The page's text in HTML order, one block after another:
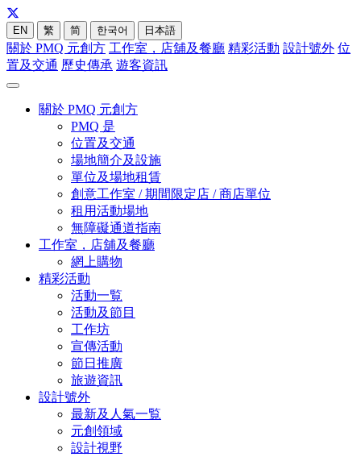
EN 繁 简 한국어 日本語
關於 PMQ 元創方 工作室，店舖及餐廳 精彩活動 設計號外 位
置及交通 歷史傳承 遊客資訊
關於 PMQ 元創方
PMQ 是
位置及交通
場地簡介及設施
單位及場地租賃
創意工作室 / 期間限定店 / 商店單位
租用活動場地
無障礙通道指南
工作室，店舖及餐廳
網上購物
精彩活動
活動一覧
活動及節目
工作坊
宣傳活動
節日推廣
旅遊資訊
設計號外
最新及人氣一覧
元創領域
設計視野